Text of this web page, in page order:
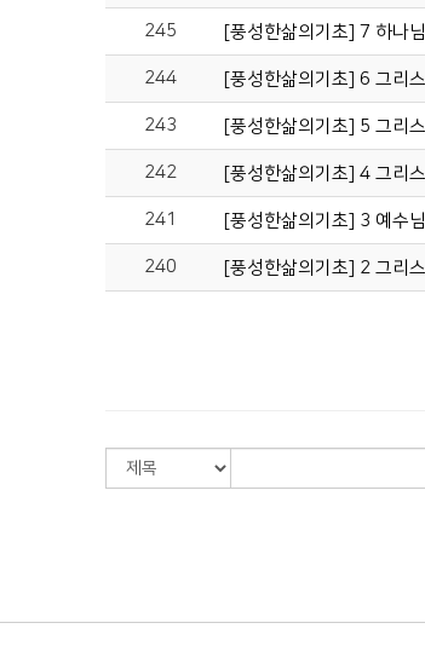
245 [풍성한삶의기초] 7 하나
244 [풍성한삶의기초] 6 그리
243 [풍성한삶의기초] 5 그리
242 [풍성한삶의기초] 4 그리
241 [풍성한삶의기초] 3 예수
240 [풍성한삶의기초] 2 그리